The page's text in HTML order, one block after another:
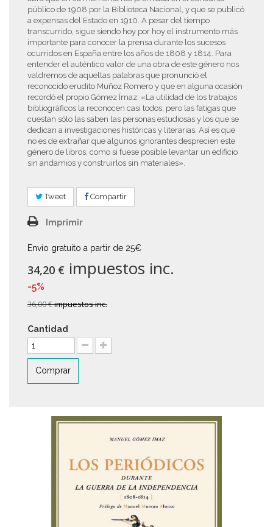
público de 1908 por la Biblioteca Nacional, y que se publicó
a expensas del Estado en 1910. A pesar del tiempo
transcurrido, sigue siendo hoy por hoy el instrumento más
importante para conocer la prensa durante los sucesos
ocurridos en España entre los años de 1808 y 1814. Para
entender el auténtico valor de una obra de este género nos
valdremos de aquellas palabras que pronunció el
reconocido erudito Muñoz Romero y que en alguna ocasión
recordó el propio Gómez Ímaz: «La utilidad de los trabajos
bibliográficos la reconocen casi todos; pero las fatigas que
cuestan sólo las saben las personas estudiosas y los que se
dedican a investigaciones históricas y literarias. Así es que
no es de extrañar que algunos ignorantes desprecien este
género de libros, como si fuese posible levantar un edificio
sin andamios y construirlos sin materiales».
Tweet Compartir
Imprimir
Envío gratuito a partir de 25€
34,20 € impuestos inc.
-5%
36,00 €impuestos inc.
Cantidad
Comprar